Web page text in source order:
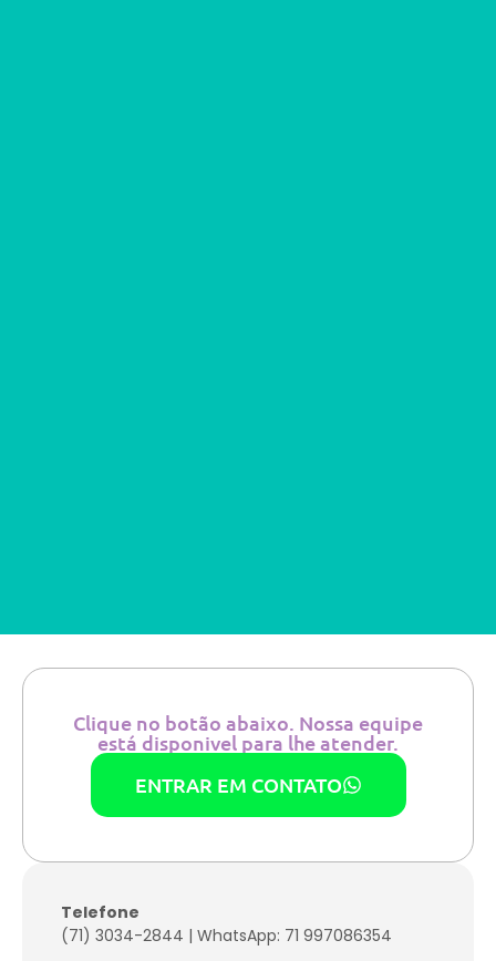
Clique no botão abaixo. Nossa equipe
está disponivel para lhe atender.
ENTRAR EM CONTATO
Telefone
(71) 3034-2844 | WhatsApp: 71 997086354